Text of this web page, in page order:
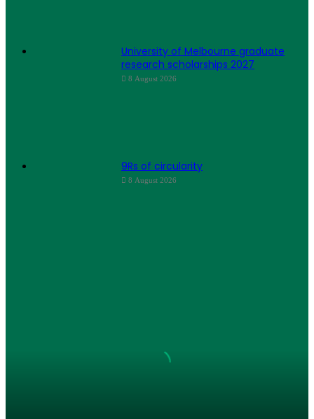
University of Melbourne graduate
research scholarships 2027
8 August 2026
9Rs of circularity
8 August 2026